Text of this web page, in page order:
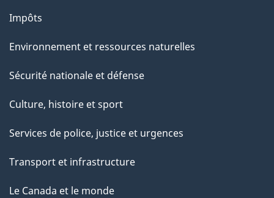
e
Impôts
Environnement et ressources naturelles
Sécurité nationale et défense
Culture, histoire et sport
Services de police, justice et urgences
Transport et infrastructure
Le Canada et le monde